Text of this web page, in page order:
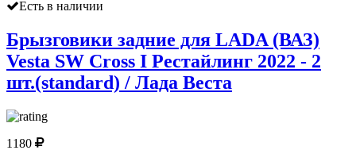
Есть в наличии
Брызговики задние для LADA (ВАЗ)
Vesta SW Cross I Рестайлинг 2022 - 2
шт.(standard) / Лада Веста
1180